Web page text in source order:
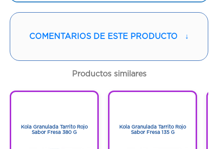
bienestar y nutrición que su cuerpo
COMENTARIOS DE ESTE PRODUCTO ↓
Productos similares
Kola Granulada Tarrito Rojo
Sabor Fresa 380 G
Kola Granulada Tarrito Rojo
Sabor Fresa 135 G